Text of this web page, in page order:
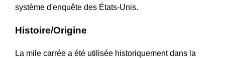
système d'enquête des États-Unis.
Histoire/Origine
La mile carrée a été utilisée historiquement dans la